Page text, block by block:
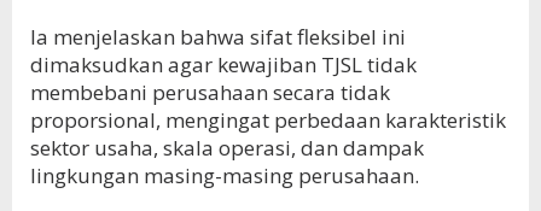
Ia menjelaskan bahwa sifat fleksibel ini
dimaksudkan agar kewajiban TJSL tidak
membebani perusahaan secara tidak
proporsional, mengingat perbedaan karakteristik
sektor usaha, skala operasi, dan dampak
lingkungan masing-masing perusahaan.